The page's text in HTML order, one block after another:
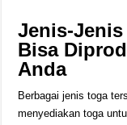
Jenis-
Bisa
Anda
Berbagai jenis toga
menyediakan toga